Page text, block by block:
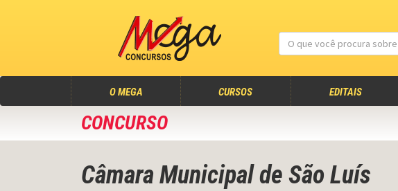
O MEGA(atual) CURSOS EDITAIS
CONCURSO
Câmara Municipal de São Luís